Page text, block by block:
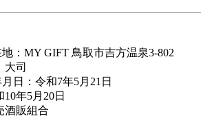
：MY GIFT 鳥取市吉方温泉3-802
司
日：令和7年5月21日
年5月20日
酒販組合